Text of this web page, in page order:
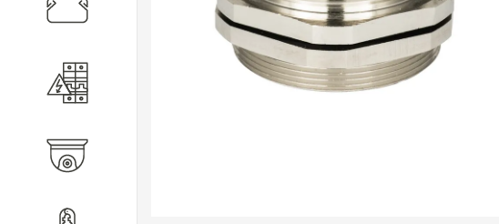
Кабеленесущие системы
Электротехническое